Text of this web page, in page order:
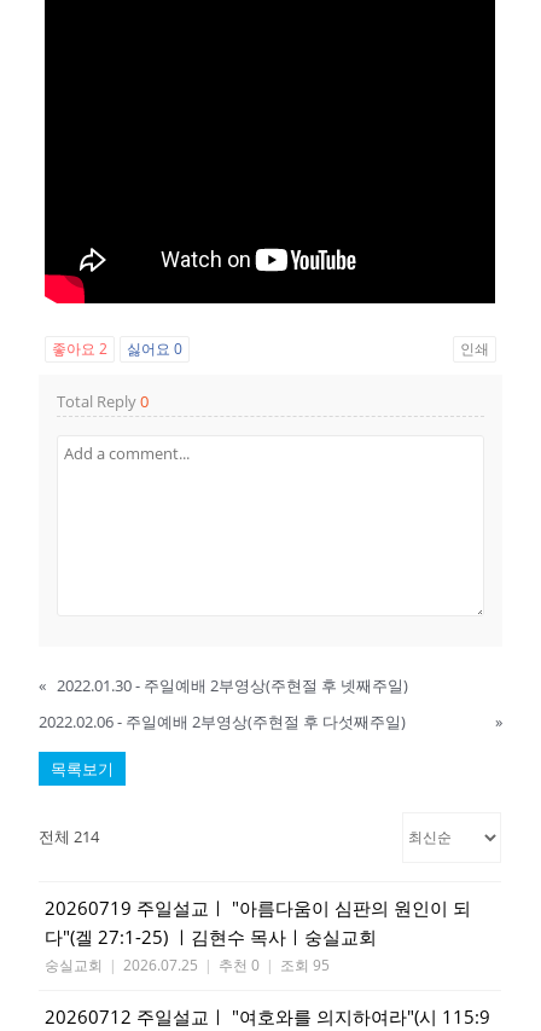
좋아요2 싫어요0 인쇄
Total Reply0
« 2022.01.30 - 주일예배 2부영상(주현절 후 넷째주일)
2022.02.06 - 주일예배 2부영상(주현절 후 다섯째주일)
»
목록보기
전체 214
20260719 주일설교ㅣ "아름다움이 심판의 원인이 되
다"(겔 27:1-25) ㅣ김현수 목사ㅣ숭실교회
숭실교회 | 2026.07.25 | 추천 0 | 조회 95
20260712 주일설교ㅣ "여호와를 의지하여라"(시 115:9